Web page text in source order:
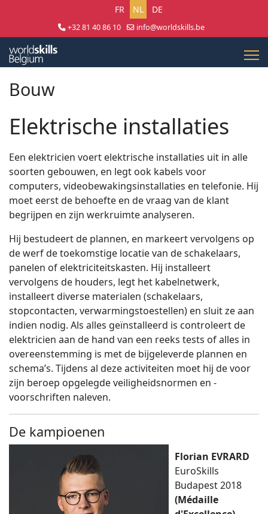
Selecteer uw taal
FR NL DE
+32 81 40 86 10
info@worldskills.be
Bouw
Elektrische installaties
Een elektricien voert elektrische installaties uit in alle
soorten gebouwen, en legt ook kabels voor
computers, videobewakingsinstallaties en telefonie. Hij
moet eerst de behoefte en de vraag van de klant
begrijpen en zijn werkruimte analyseren.
Hij bestudeert de plannen, en markeert vervolgens op
de werf de toekomstige locatie van de schakelaars,
panelen of elektriciteitskasten. Hij installeert
vervolgens de houders, legt het kabelnetwerk,
installeert diverse materialen (schakelaars,
stopcontacten, verwarmingstoestellen) en sluit ze aan
indien nodig. Als alles geïnstalleerd is controleert de
elektricien aan de hand van een reeks tests of alles in
overeenstemming is met de bijgeleverde plannen en
schema’s. Tijdens al deze activiteiten moet hij de voor
zijn beroep opgelegde veiligheidsnormen en -
voorschriften naleven.
De kampioenen
Florian EVRARD
EuroSkills
Budapest 2018
(Médaille